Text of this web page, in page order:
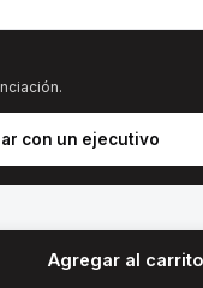
con un ejecutivo
Agregar al carrito